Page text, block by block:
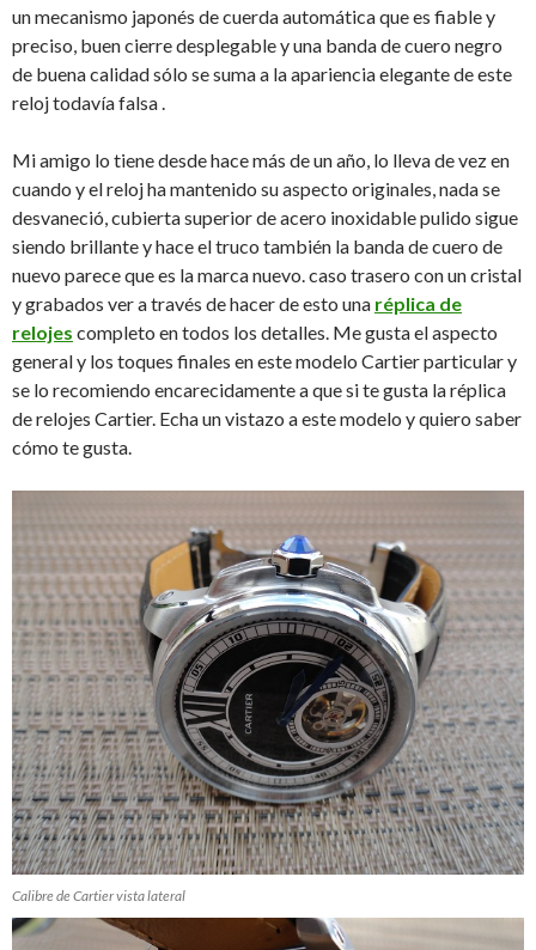
un mecanismo japonés de cuerda automática que es fiable y
preciso, buen cierre desplegable y una banda de cuero negro
de buena calidad sólo se suma a la apariencia elegante de este
reloj todavía falsa .
Mi amigo lo tiene desde hace más de un año, lo lleva de vez en
cuando y el reloj ha mantenido su aspecto originales, nada se
desvaneció, cubierta superior de acero inoxidable pulido sigue
siendo brillante y hace el truco también la banda de cuero de
nuevo parece que es la marca nuevo. caso trasero con un cristal
y grabados ver a través de hacer de esto una réplica de
relojes completo en todos los detalles. Me gusta el aspecto
general y los toques finales en este modelo Cartier particular y
se lo recomiendo encarecidamente a que si te gusta la réplica
de relojes Cartier. Echa un vistazo a este modelo y quiero saber
cómo te gusta.
Calibre de Cartier vista lateral